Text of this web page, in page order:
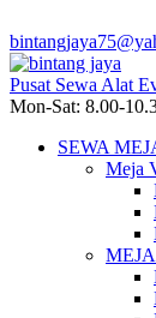
Pusat Sewa Alat
Mon-Sat: 8.00-
SEWA
Meja